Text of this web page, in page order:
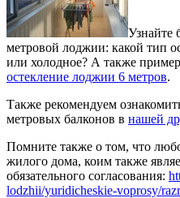
Узнайте
метровой лоджии: какой тип
или холодное? А также
остекление лоджии 6 метров.
Также рекомендуем
метровых балконов в нашей
Помните также о том, что
жилого дома, коим также
обязательного согласования:
lodzhii/yuridicheskie-voprosy/